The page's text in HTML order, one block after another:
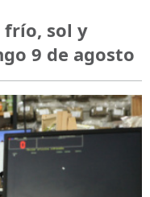
frío, sol y
9 de agosto